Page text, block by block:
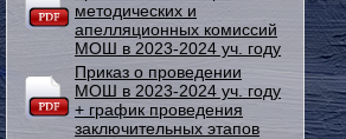
методических и
апелляционных комиссий
МОШ в 2023-2024 уч. году
Приказ о проведении
МОШ в 2023-2024 уч. году
+ график проведения
заключительных этапов